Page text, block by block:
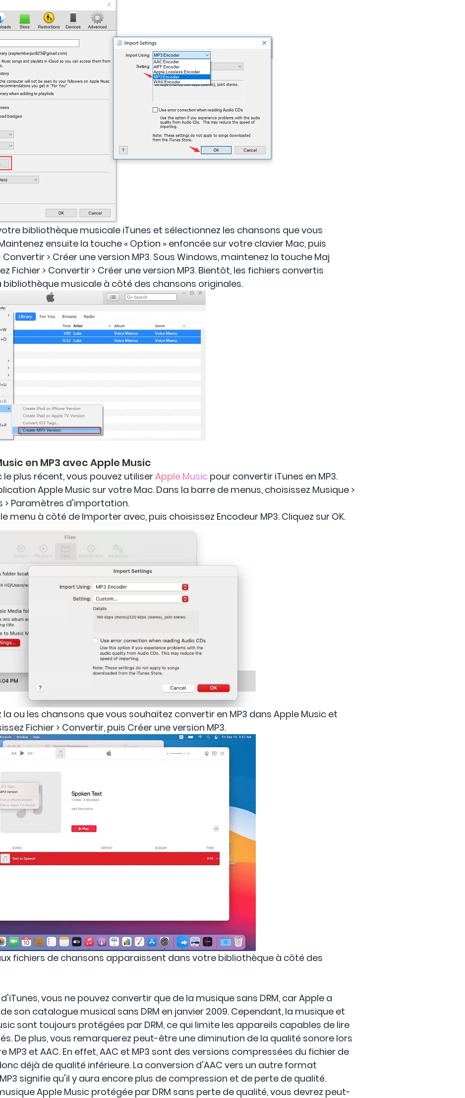
bibliothèque musicale iTunes et sélectionnez les chansons que vous
ensuite la touche « Option » enfoncée sur votre clavier Mac, puis
Convertir > Créer une version MP3. Sous Windows, maintenez la touche Maj
Fichier > Convertir > Créer une version MP3. Bientôt, les fichiers convertis
musicale à côté des chansons originales.
en MP3 avec Apple Music
le plus récent, vous pouvez utiliserApple Music pour convertir iTunes en MP3.
Apple Music sur votre Mac. Dans la barre de menus, choisissez Musique >
> Paramètres d'importation.
menu à côté de Importer avec, puis choisissez Encodeur MP3. Cliquez sur OK.
la ou les chansons que vous souhaitez convertir en MP3 dans Apple Music et
Fichier > Convertir, puis Créer une version MP3.
fichiers de chansons apparaissent dans votre bibliothèque à côté des
vous ne pouvez convertir que de la musique sans DRM, car Apple a
son catalogue musical sans DRM en janvier 2009. Cependant, la musique et
sont toujours protégées par DRM, ce qui limite les appareils capables de lire
De plus, vous remarquerez peut-être une diminution de la qualité sonore lors
MP3 et AAC. En effet, AAC et MP3 sont des versions compressées du fichier de
déjà de qualité inférieure. La conversion d'AAC vers un autre format
signifie qu'il y aura encore plus de compression et de perte de qualité.
Apple Music protégée par DRM sans perte de qualité, vous devrez peut-